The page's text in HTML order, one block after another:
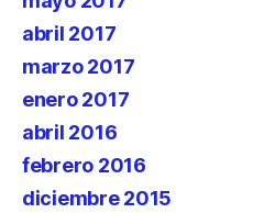
abril 2017
marzo 2017
enero 2017
abril 2016
febrero 2016
diciembre 2015